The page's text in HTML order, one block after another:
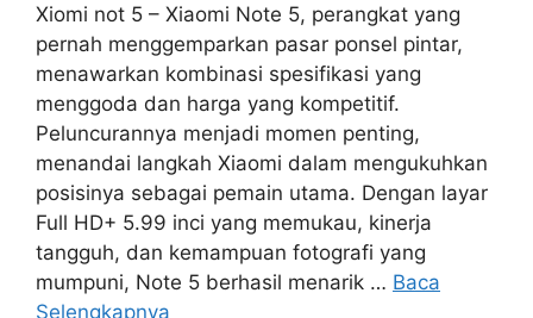
Xiomi not 5 – Xiaomi Note 5, perangkat yang
pernah menggemparkan pasar ponsel pintar,
menawarkan kombinasi spesifikasi yang
menggoda dan harga yang kompetitif.
Peluncurannya menjadi momen penting,
menandai langkah Xiaomi dalam mengukuhkan
posisinya sebagai pemain utama. Dengan layar
Full HD+ 5.99 inci yang memukau, kinerja
tangguh, dan kemampuan fotografi yang
mumpuni, Note 5 berhasil menarik … Baca
Selengkapnya